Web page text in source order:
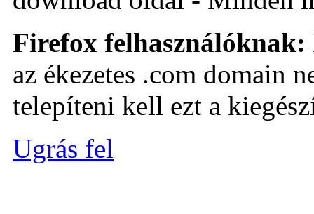
Firefox felhasználóknak:
az ékezetes .com domain
telepíteni kell ezt a
Ugrás fel